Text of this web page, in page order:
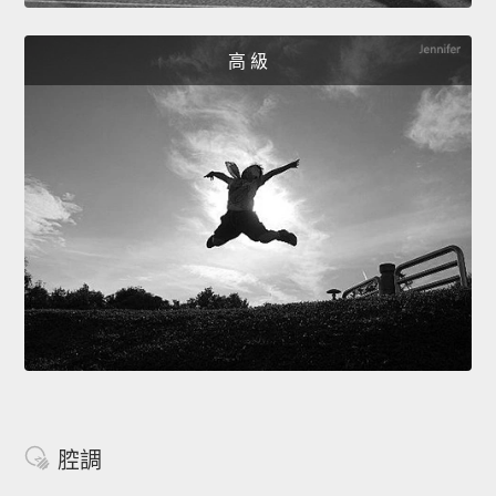
高 級
腔調